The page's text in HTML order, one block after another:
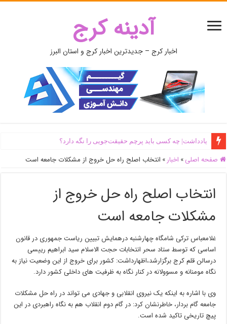
آدینه کرج
اخبار کرج – جدیدترین اخبار کرج و استان البرز
یادداشت| ‌چه کسی باید پرچم حقیقت‌جویی را نگه دارد؟
صفحه اصلی » اخبار » انتخاب اصلح راه حل خروج از مشکلات جامعه است
انتخاب اصلح راه حل خروج از
مشکلات جامعه است
غلامعباس ترکی شامگاه چهارشنبه درهمایش تبیین ریاست جمهوری در قانون
اساسی که توسط ستاد سحر انتخابات حجت الاسلام سید ابراهیم رییسی
درسالن قلم کرج برگزارشد،اظهارداشت: کشور برای خروج از این وضعیت نیاز به
نگاه مومنانه و مسوولانه در کنار نگاه به ظرفیت های داخلی کشور دارد.
وی با اشاره به اینکه یک نیروی انقلابی و جهادی می تواند در راه حل مشکلات
جامعه گام بردار، خاطرنشان کرد: در گام دوم انقلاب هم به نگاه راهبردی در این
پیچ تاریخی تاکید شده است.